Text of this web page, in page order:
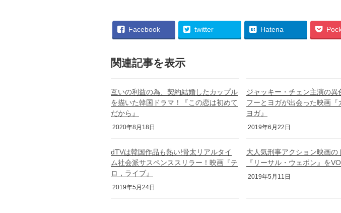
Facebook twitter Hatena
関連記事を表示
互いの利益の為、契約結婚したカップル
を描いた韓国ドラマ！『この恋は初めて
だから』
2020年8月18日
ジャッキー・チェン主演の異
フーとヨガが出会った映画『
ヨガ』
2019年6月22日
dTVは韓国作品も熱い!骨太リアルタイ
ム社会派サスペンススリラー！映画『テ
ロ，ライブ』
2019年5月24日
大人気刑事アクション映画の
『リーサル・ウェポン』を
2019年5月11日